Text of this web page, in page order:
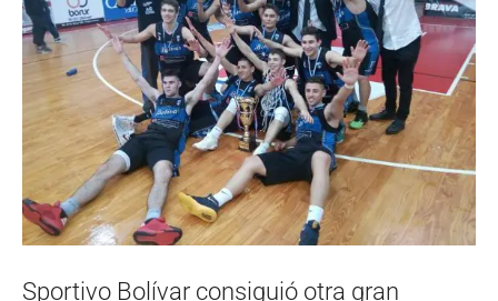
Sportivo Bolívar consiguió otra gran